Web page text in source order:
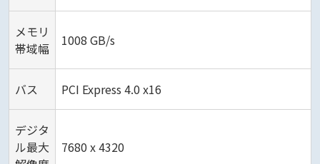
メモリ
帯域幅
1008 GB/s
バス PCI Express 4.0 x16
デジタ
ル最大
7680 x 4320